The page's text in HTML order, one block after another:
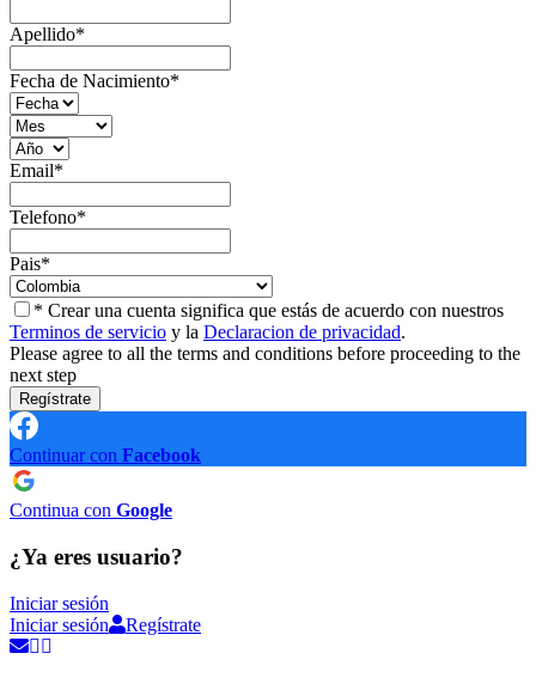
Apellido*
Fecha de Nacimiento*
Email*
Telefono*
Pais*
* Crear una cuenta significa que estás de acuerdo con nuestros
Terminos de servicio y la Declaracion de privacidad.
Please agree to all the terms and conditions before proceeding to the
next step
Continuar con Facebook
Continua con Google
¿Ya eres usuario?
Iniciar sesión
Iniciar sesión
Regístrate